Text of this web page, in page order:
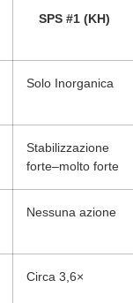
SPS #1 (KH)
Solo Inorganica
Stabilizzazione
forte–molto forte
Nessuna azione
Circa 3,6×